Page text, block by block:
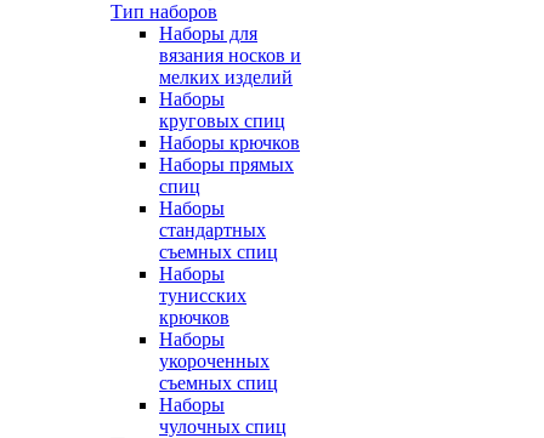
Тип наборов
Наборы для
вязания носков и
мелких изделий
Наборы
круговых спиц
Наборы крючков
Наборы прямых
спиц
Наборы
стандартных
съемных спиц
Наборы
тунисских
крючков
Наборы
укороченных
съемных спиц
Наборы
чулочных спиц